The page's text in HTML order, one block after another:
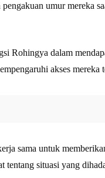
umur mereka
Rohingya dalam
akses mereka
sama untuk
tentang situasi yang